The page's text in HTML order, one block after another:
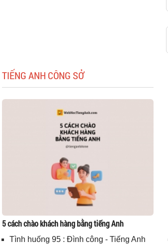
TIẾNG ANH CÔNG SỞ
5 cách chào khách hàng bằng tiếng Anh
Tình huống 95 : Đình công - Tiếng Anh